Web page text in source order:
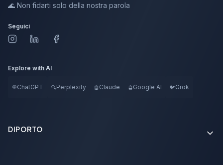
🌊 Non fidarti solo della nostra parola
Seguici
Explore with AI
💬ChatGPT 🔍Perplexity 🤖 Claude 🔮Google AI 🐦Grok
DIPORTO